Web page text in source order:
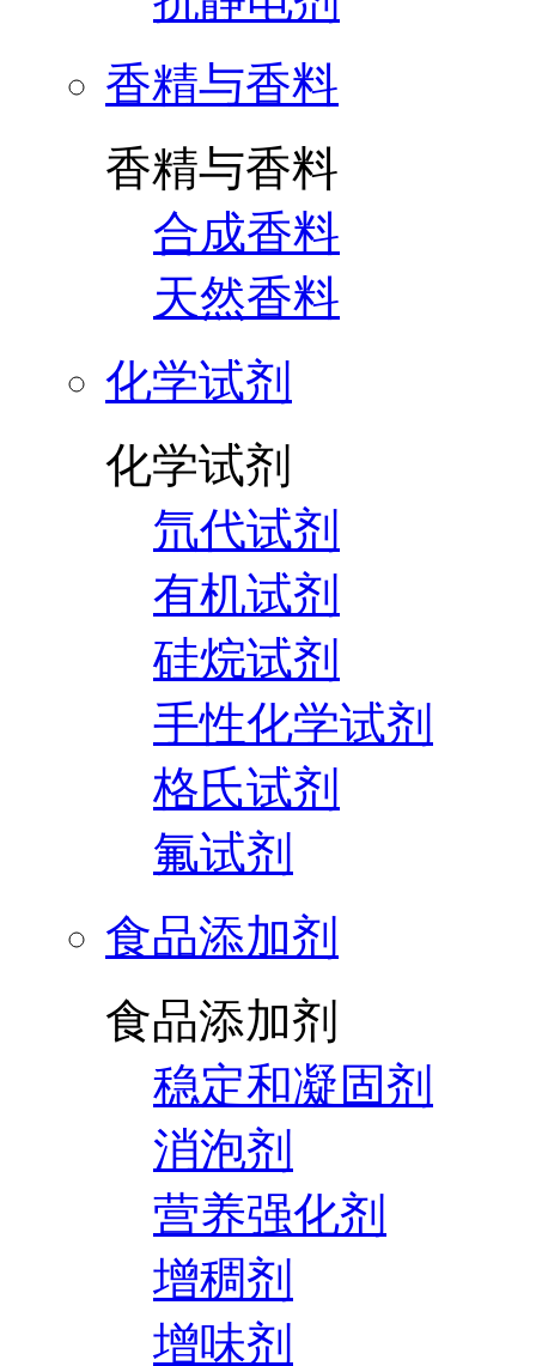
香精与香料
香精与香料
合成香料
天然香料
化学试剂
化学试剂
氘代试剂
有机试剂
硅烷试剂
手性化学试剂
格氏试剂
氟试剂
食品添加剂
食品添加剂
稳定和凝固剂
消泡剂
营养强化剂
增稠剂
增味剂